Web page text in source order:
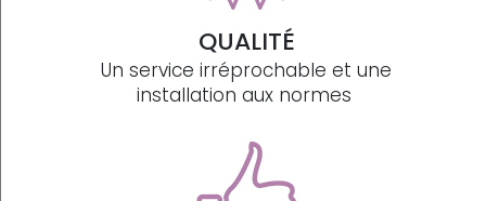
QUALITÉ
Un service irréprochable et une
installation aux normes